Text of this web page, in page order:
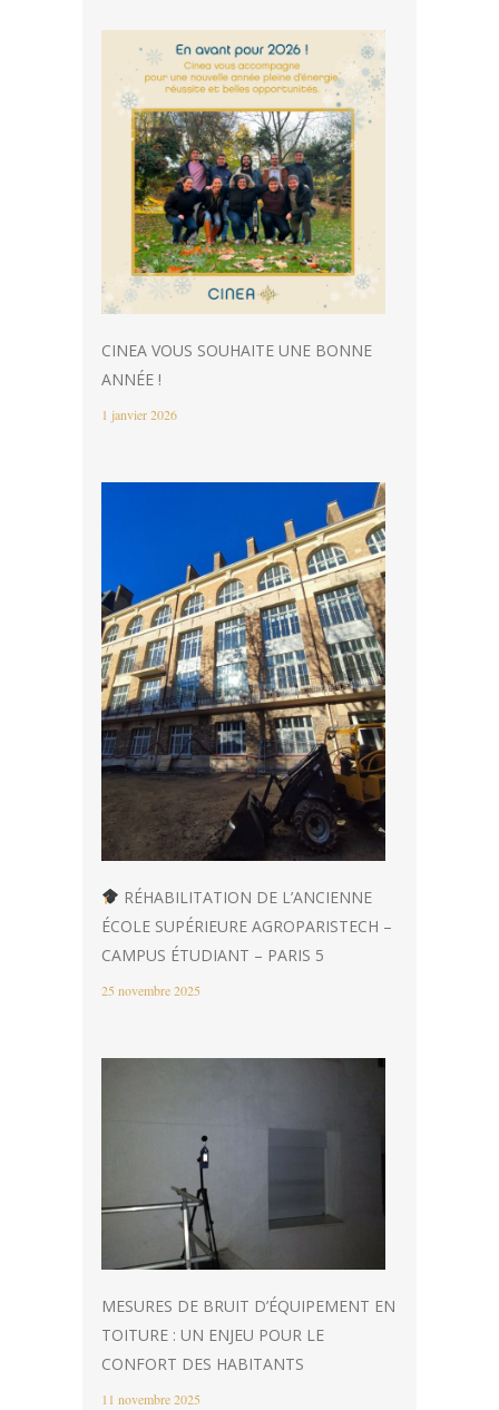
CINEA VOUS SOUHAITE UNE BONNE
ANNÉE !
1 janvier 2026
RÉHABILITATION DE L’ANCIENNE
ÉCOLE SUPÉRIEURE AGROPARISTECH –
CAMPUS ÉTUDIANT – PARIS 5
25 novembre 2025
MESURES DE BRUIT D’ÉQUIPEMENT EN
TOITURE : UN ENJEU POUR LE
CONFORT DES HABITANTS
11 novembre 2025